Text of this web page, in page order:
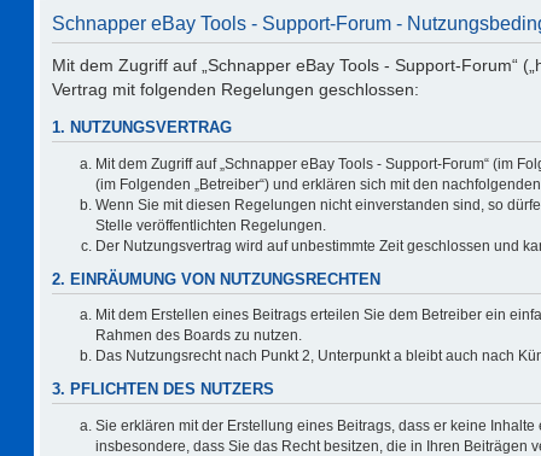
Schnapper eBay Tools - Support-Forum -
Mit dem Zugriff auf „Schnapper eBay Tools - Support-Forum“
Vertrag mit folgenden Regelungen geschlossen:
1. NUTZUNGSVERTRAG
Mit dem Zugriff auf „Schnapper eBay Tools - Support-Forum“ (im
(im Folgenden „Betreiber“) und erklären sich mit den
Wenn Sie mit diesen Regelungen nicht einverstanden sind, so
Stelle veröffentlichten Regelungen.
Der Nutzungsvertrag wird auf unbestimmte Zeit geschlossen und
2. EINRÄUMUNG VON NUTZUNGSRECHTEN
Mit dem Erstellen eines Beitrags erteilen Sie dem Betreiber ein
Rahmen des Boards zu nutzen.
Das Nutzungsrecht nach Punkt 2, Unterpunkt a bleibt auch nach
3. PFLICHTEN DES NUTZERS
Sie erklären mit der Erstellung eines Beitrags, dass er keine
insbesondere, dass Sie das Recht besitzen, die in Ihren Beiträgen